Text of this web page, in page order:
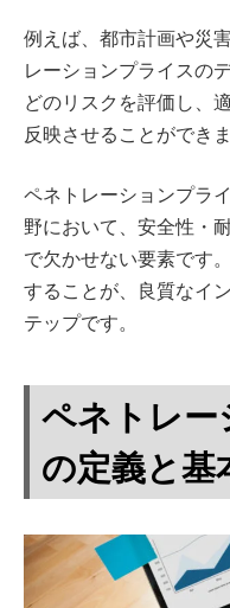
例えば、都市計画や災
レーションプライスの
どのリスクを評価し、
反映させることができま
ペネトレーションプラ
野において、安全性・
で欠かせない要素です
することが、良質なイ
テップです。
ペネトレー
の定義と基